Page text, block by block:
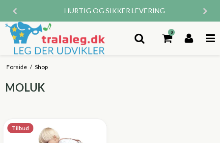
HURTIG OG SIKKER LEVERING
0
Forside / Shop
MOLUK
Tilbud